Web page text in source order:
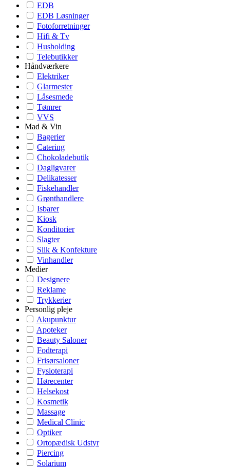
EDB
EDB Løsninger
Fotoforretninger
Hifi & Tv
Husholding
Telebutikker
Håndværkere
Elektriker
Glarmester
Låsesmede
Tømrer
VVS
Mad & Vin
Bagerier
Catering
Chokoladebutik
Dagligvarer
Delikatesser
Fiskehandler
Grønthandlere
Isbarer
Kiosk
Konditorier
Slagter
Slik & Konfekture
Vinhandler
Medier
Designere
Reklame
Trykkerier
Personlig pleje
Akupunktur
Apoteker
Beauty Saloner
Fodterapi
Frisørsaloner
Fysioterapi
Hørecenter
Helsekost
Kosmetik
Massage
Medical Clinic
Optiker
Ortopædisk Udstyr
Piercing
Solarium